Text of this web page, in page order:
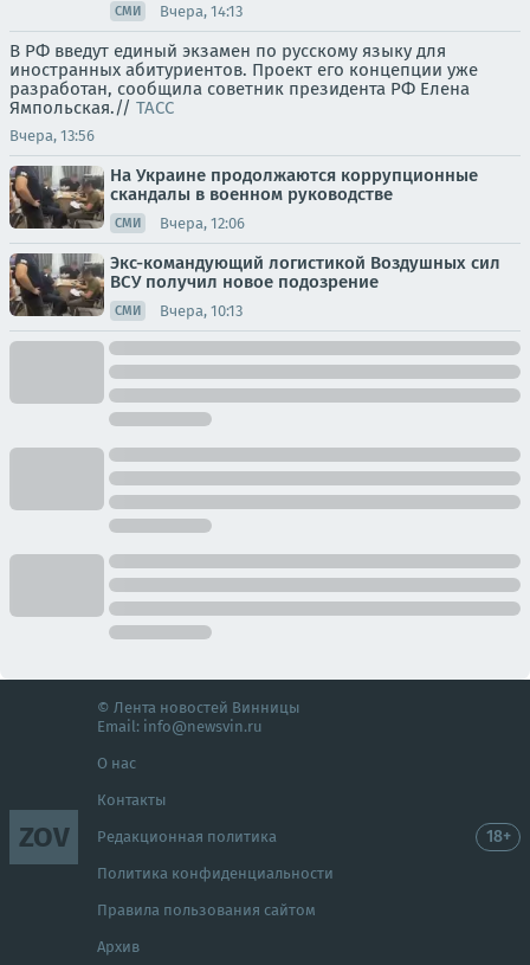
СМИ Вчера, 14:13
В РФ введут единый экзамен по русскому языку для
иностранных абитуриентов. Проект его концепции уже
разработан, сообщила советник президента РФ Елена
Ямпольская.// ТАСС
Вчера, 13:56
На Украине продолжаются коррупционные
скандалы в военном руководстве
СМИ Вчера, 12:06
Экс-командующий логистикой Воздушных сил
ВСУ получил новое подозрение
СМИ Вчера, 10:13
ZOV
© Лента новостей Винницы
Email: info@newsvin.ru
О нас
Контакты
Редакционная политика
Политика конфиденциальности
Правила пользования сайтом
Архив
18+